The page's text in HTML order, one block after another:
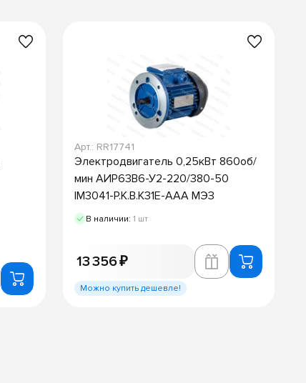
Арт.: RR17741
Электродвигатель 0,25кВт 860об/
мин АИР63В6-У2-220/380-50
IM3041-Р.К.В.К31Е-ААА МЭЗ
В наличии: 1 шт
13 356 ₽
Можно купить дешевле!